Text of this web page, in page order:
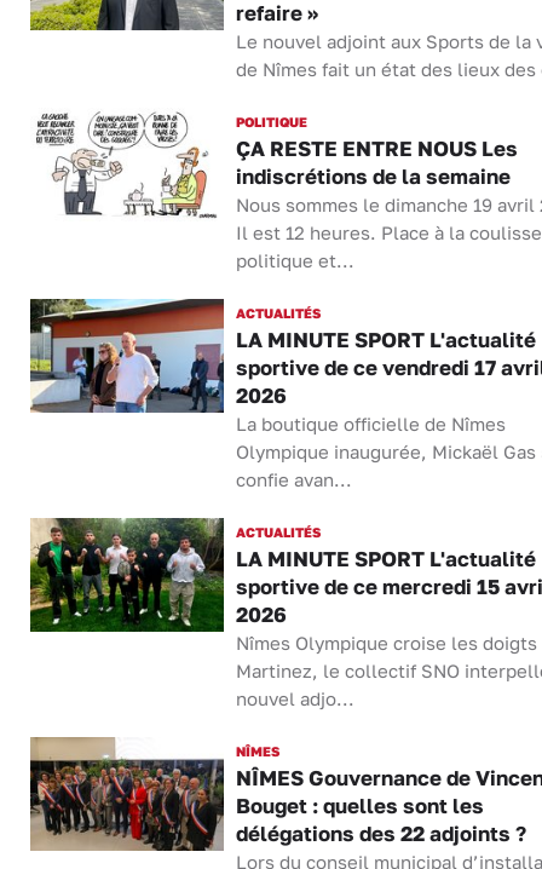
refaire »
Le nouvel adjoint aux Sports de la
de Nîmes fait un état des lieux des
POLITIQUE
ÇA RESTE ENTRE NOUS Les
indiscrétions de la semaine
Nous sommes le dimanche 19 avril
Il est 12 heures. Place à la coulisse
politique et...
ACTUALITÉS
LA MINUTE SPORT L'actualité
sportive de ce vendredi 17
2026
La boutique officielle de Nîmes
Olympique inaugurée, Mickaël Gas
confie avan...
ACTUALITÉS
LA MINUTE SPORT L'actualité
sportive de ce mercredi 15
2026
Nîmes Olympique croise les doigts
Martinez, le collectif SNO
nouvel adjo...
NÎMES
NÎMES Gouvernance de
Bouget : quelles sont les
délégations des 22 adjoints ?
Lors du conseil municipal